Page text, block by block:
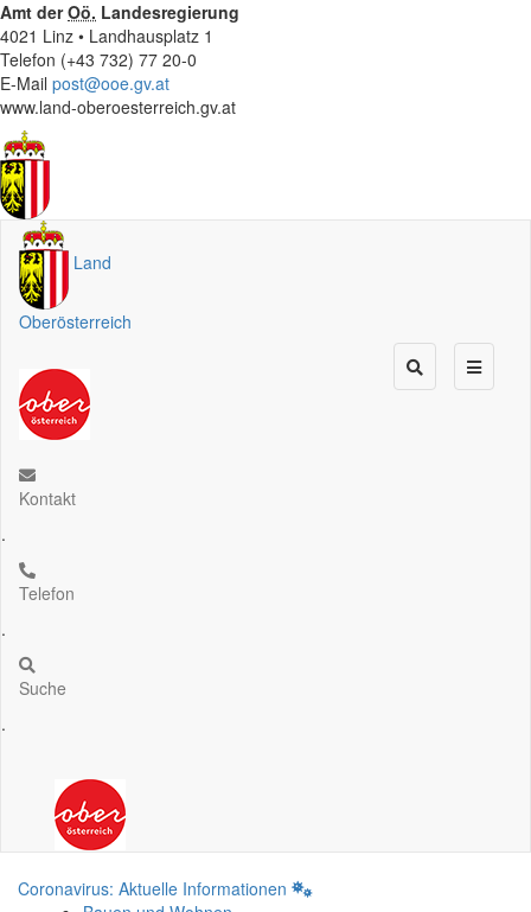
Amt derOö. Landesregierung
4021 Linz • Landhausplatz 1
Telefon (+43 732) 77 20-0
E-Mail post@ooe.gv.at
www.land-oberoesterreich.gv.at
Land
Oberösterreich
Kontakt
.
Telefon
.
Suche
.
Coronavirus: Aktuelle Informationen